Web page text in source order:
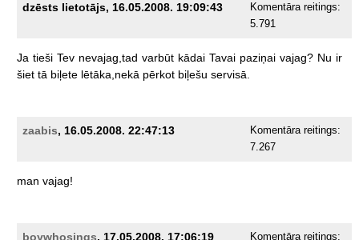
dzēsts lietotājs, 16.05.2008. 19:09:43
Komentāra reitings:
5.791
Ja tieši Tev nevajag,tad varbūt kādai Tavai paziņai vajag? Nu ir
šiet tā biļete lētāka,nekā pērkot biļešu servisā.
zaabis, 16.05.2008. 22:47:13
Komentāra reitings:
7.267
man vajag!
boywhosings, 17.05.2008. 17:06:19 Komentāra reitings: